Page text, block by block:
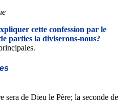
cette confession par le
parties la diviserons-nous?
sera de Dieu le Père; la seconde de